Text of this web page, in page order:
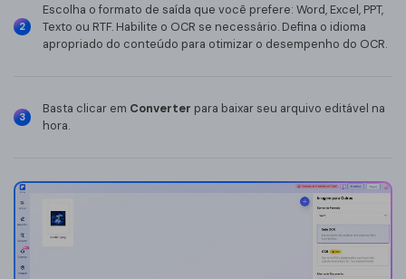
Comprimir Img
Recortar Img
Img para Doc
Ferramentas de IA
Traduzir PDF
2
Escolha o formato de saída que você prefere: Word, Excel, PPT,
Texto ou RTF. Habilite o OCR se necessário. Defina o idioma
apropriado do conteúdo para otimizar o desempenho do OCR.
3
Basta clicar em Converter para baixar seu arquivo editável na
hora.